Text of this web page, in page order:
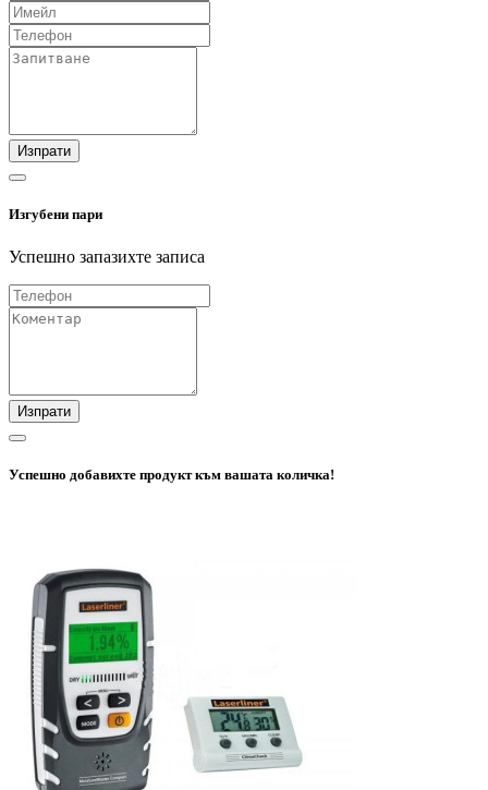
Изпрати
Изгубени пари
Успешно запазихте записа
Изпрати
Успешно добавихте продукт към вашата количка!